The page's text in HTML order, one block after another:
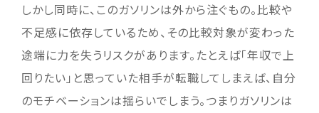
しかし同時に、このガソリンは外から注ぐもの。比較や
不足感に依存しているため、その比較対象が変わった
途端に力を失うリスクがあります。たとえば「年収で上
回りたい」と思っていた相手が転職してしまえば、自分
のモチベーションは揺らいでしまう。つまりガソリンは